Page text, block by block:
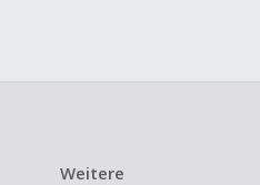
Weitere